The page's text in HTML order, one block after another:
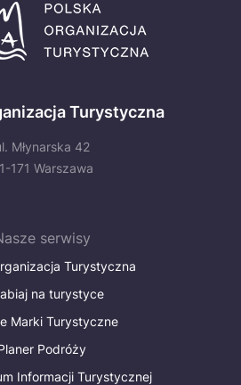
Turystyczna
Młynarska 42
171 Warszawa
serwisy
Turystyczna
na turystyce
Marki Turystyczne
Podróży
Informacji Turystycznej